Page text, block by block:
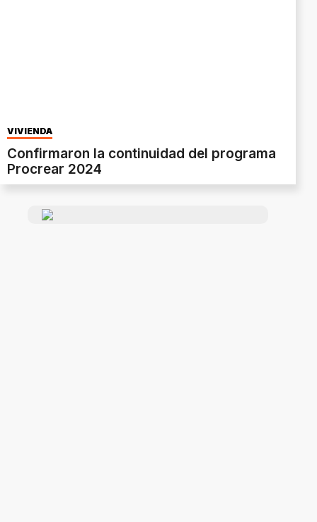
VIVIENDA
Confirmaron la continuidad del programa
Procrear 2024